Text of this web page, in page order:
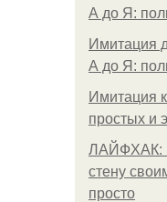
А до Я:
Имитация
А до Я:
Имитация
простых и
ЛАЙФХАК:
стену
просто